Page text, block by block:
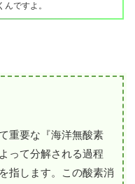
ですよ。
重要な『海洋無酸素
って分解される過程
指します。この酸素消